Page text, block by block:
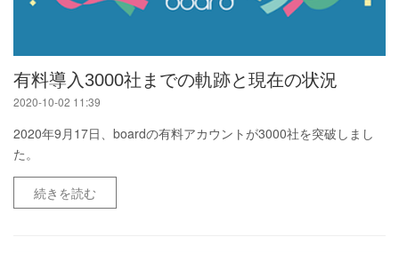
有料導入3000社までの軌跡と現在の状況
2020-10-02 11:39
2020年9月17日、boardの有料アカウントが3000社を突破しまし
た。
続きを読む